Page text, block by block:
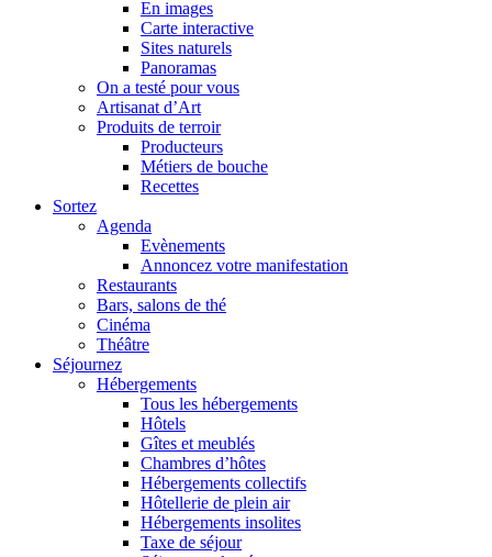
En images
Carte interactive
Sites naturels
Panoramas
On a testé pour vous
Artisanat d’Art
Produits de terroir
Producteurs
Métiers de bouche
Recettes
Sortez
Agenda
Evènements
Annoncez votre manifestation
Restaurants
Bars, salons de thé
Cinéma
Théâtre
Séjournez
Hébergements
Tous les hébergements
Hôtels
Gîtes et meublés
Chambres d’hôtes
Hébergements collectifs
Hôtellerie de plein air
Hébergements insolites
Taxe de séjour